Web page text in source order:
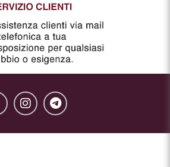
Instagram
Telegram